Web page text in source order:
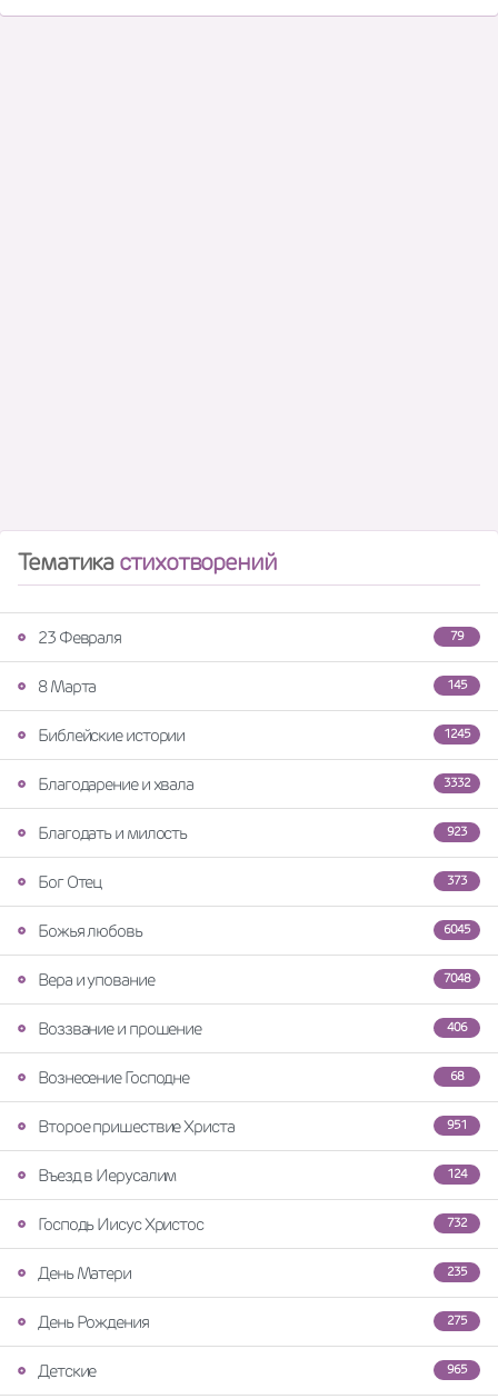
Тематикастихотворений
79
23 Февраля
145
8 Марта
1245
Библейские истории
3332
Благодарение и хвала
923
Благодать и милость
373
Бог Отец
6045
Божья любовь
7048
Вера и упование
406
Воззвание и прошение
68
Вознесение Господне
951
Второе пришествие Христа
124
Въезд в Иерусалим
732
Господь Иисус Христос
235
День Матери
275
День Рождения
965
Детские